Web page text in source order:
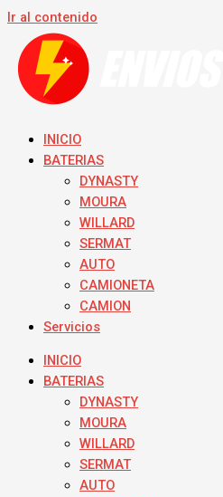
Ir al contenido
INICIO
BATERIAS
DYNASTY
MOURA
WILLARD
SERMAT
AUTO
CAMIONETA
CAMION
Servicios
INICIO
BATERIAS
DYNASTY
MOURA
WILLARD
SERMAT
AUTO